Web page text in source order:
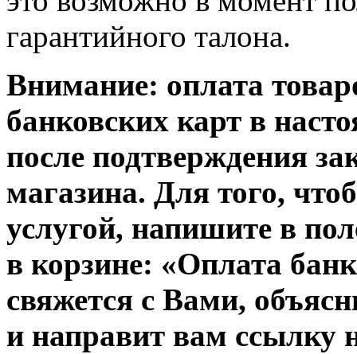
гарантийного талона.
Внимание: оплата
банковских карт в
после подтверждения
магазина. Для того,
услугой, напишите в
в корзине: «Оплата
свяжется с Вами,
и направит вам ссылку